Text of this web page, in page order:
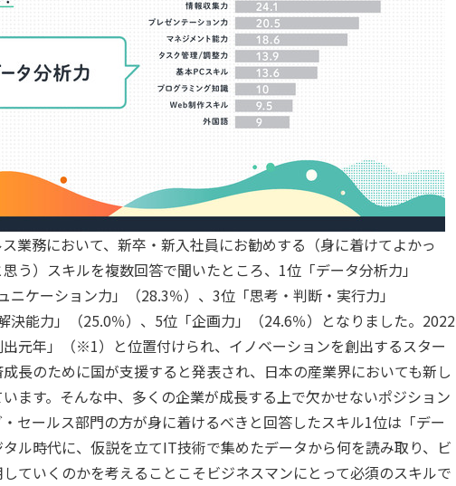
業務において、新卒・新入社員にお勧めする（身に着けてよかっ
う）スキルを複数回答で聞いたところ、1位「データ分析力」
ニケーション力」（28.3％）、3位「思考・判断・実行力」
決能力」（25.0％）、5位「企画力」（24.6％）となりました。2022
元年」（※1）と位置付けられ、イノベーションを創出するスター
長のために国が支援すると発表され、日本の産業界においても新し
ます。そんな中、多くの企業が成長する上で欠かせないポジション
セールス部門の方が身に着けるべきと回答したスキル1位は「デー
ル時代に、仮説を立てIT技術で集めたデータから何を読み取り、ビ
ていくのかを考えることこそビジネスマンにとって必須のスキルで